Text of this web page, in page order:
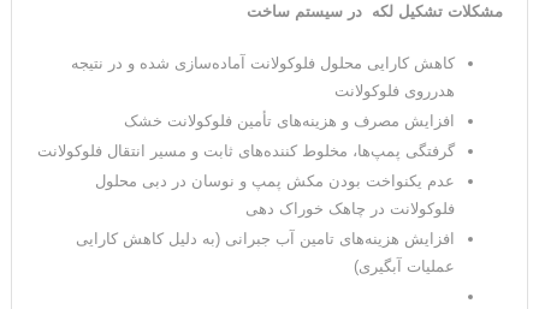
مشکلات تشکیل لکه در سیستم ساخت
کاهش کارایی محلول فلوکولانت آماده‌سازی شده و در نتیجه
هدرروی فلوکولانت
افزایش مصرف و هزینه‌های تأمین فلوکولانت خشک
گرفتگی پمپ‌ها، مخلوط کننده‌‌های ثابت و مسیر انتقال فلوکولانت
عدم یکنواخت بودن مکش پمپ و نوسان در دبی محلول
فلوکولانت در چاهک خوراک دهی
افزایش هزینه‌های تامین آب جبرانی (به دلیل کاهش کارایی
عملیات آبگیری)